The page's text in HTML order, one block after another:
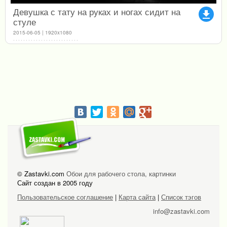
file_download
Девушка с тату на руках и ногах сидит на
стуле
2015-06-05 | 1920x1080
© Zastavki.com Обои для рабочего стола, картинки
Сайт создан в 2005 году
Пользовательское соглашение | Карта сайта| Список тэгов
info@zastavki.com